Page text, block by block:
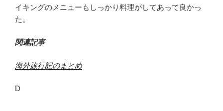
イキングのメニューもしっかり料理がしてあって良かっ
た。
関連記事
海外旅行記のまとめ
D